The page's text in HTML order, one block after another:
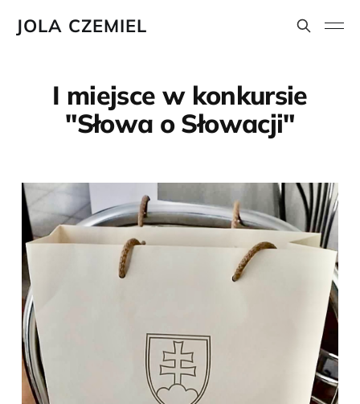
JOLA CZEMIEL
I miejsce w konkursie
"Słowa o Słowacji"